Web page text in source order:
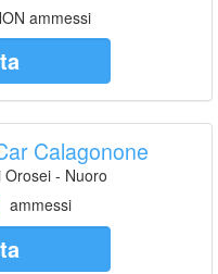
ammessi
Calagonone
- Nuoro
ammessi